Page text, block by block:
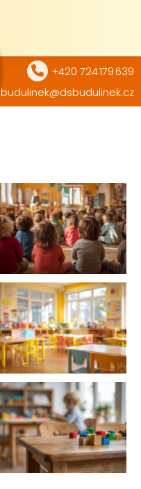
+420 724 179 639
budulinek@dsbudulinek.cz